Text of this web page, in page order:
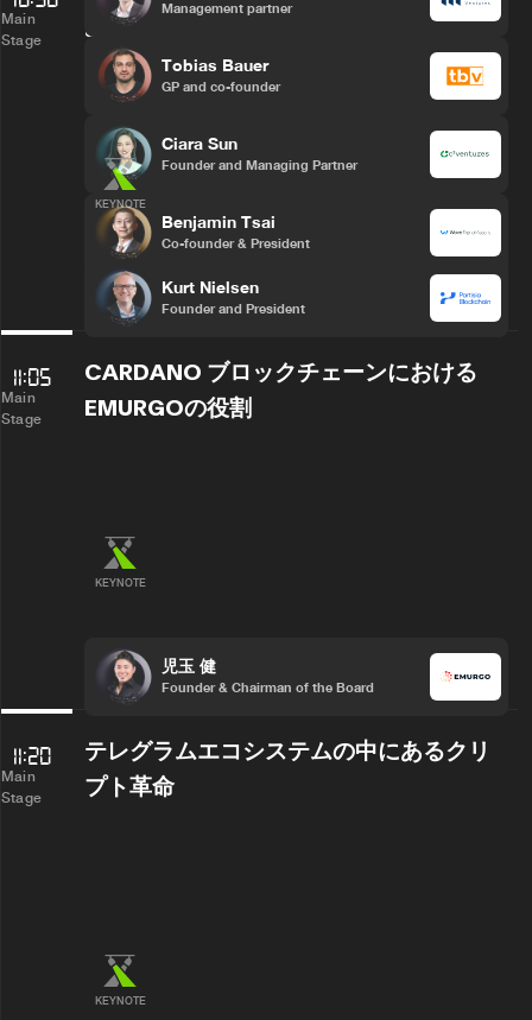
Management partner
Tobias Bauer
GP and co-founder
Ciara Sun
Founder and Managing Partner
Benjamin Tsai
Co-founder & President
Main
Stage
adoption.
KEYNOTE
Kurt Nielsen
Founder and President
11:05
Main
Stage
CARDANO ブロックチェーンにおける
EMURGOの役割
KEYNOTE
児玉 健
Founder & Chairman of the Board
11:20
Main
Stage
テレグラムエコシステムの中にあるクリ
プト革命
KEYNOTE